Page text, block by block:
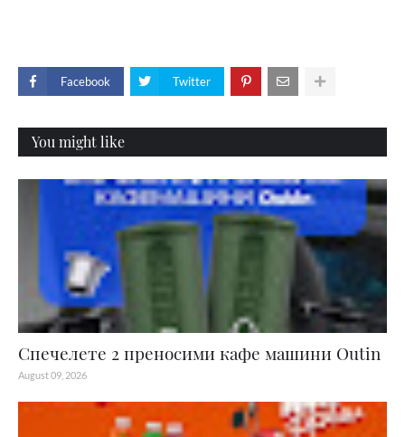
Facebook Twitter
You might like
Спечелете 2 преносими кафе машини Outin
August 09, 2026